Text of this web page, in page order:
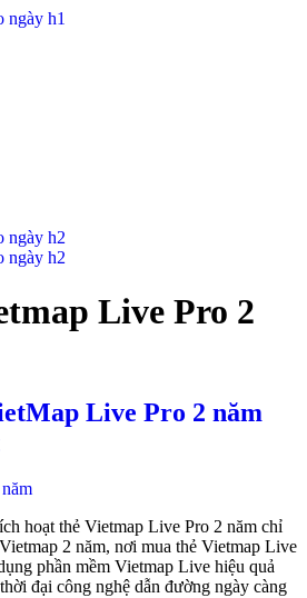
Live Pro 2
Live Pro 2 năm
hoạt thẻ Vietmap Live Pro 2 năm chỉ
2 năm, nơi mua thẻ Vietmap Live
phần mềm Vietmap Live hiệu quả
đại công nghệ dẫn đường ngày càng